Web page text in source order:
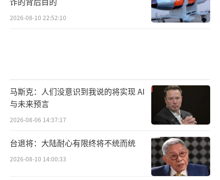
2026-08-10 22:52:10
马斯克：人们没意识到我说的将实现 AI
与未来预言
2026-08-06 14:37:17
台退将：大陆耐心有限终将不统而统
2026-08-10 14:00:33